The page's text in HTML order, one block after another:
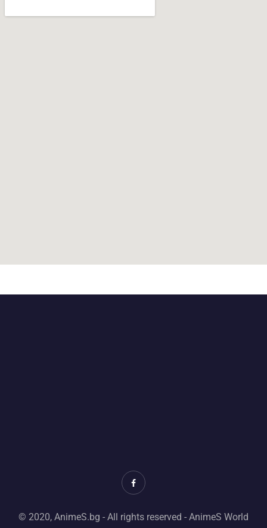
© 2020, AnimeS.bg - All rights reserved - AnimeS World